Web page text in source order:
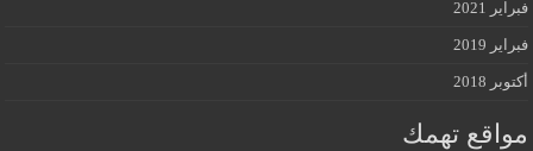
فبراير 2021
فبراير 2019
أكتوبر 2018
مواقع تهمك